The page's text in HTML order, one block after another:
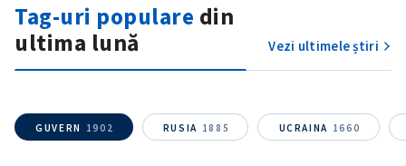
Tag-uri populare din
ultima lună
Vezi ultimele știri
GUVERN 1902 RUSIA 1885 UCRAINA 1660
Nume+ Numele meu
Telefon
+ Telefon personal